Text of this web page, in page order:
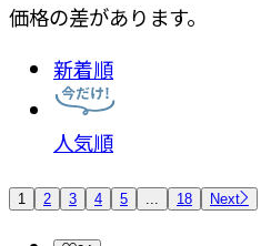
価格の差があります。
新着順
人気順
1 2 3 4 5 18 Next